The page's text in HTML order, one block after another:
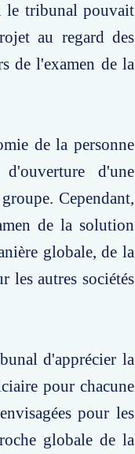
le tribunal pouvait
au regard des
de l'examen de la
de la personne
d'une
Cependant,
de la solution
globale, de la
les autres sociétés
d'apprécier la
pour chacune
pour les
globale de la